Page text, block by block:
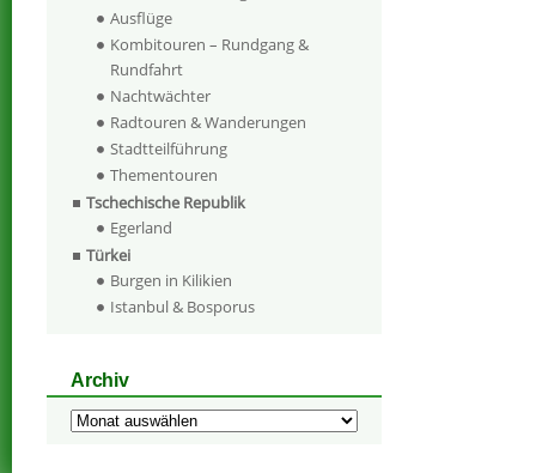
Ausflüge
Kombitouren – Rundgang &
Rundfahrt
Nachtwächter
Radtouren & Wanderungen
Stadtteilführung
Thementouren
Tschechische Republik
Egerland
Türkei
Burgen in Kilikien
Istanbul & Bosporus
Archiv
Archiv